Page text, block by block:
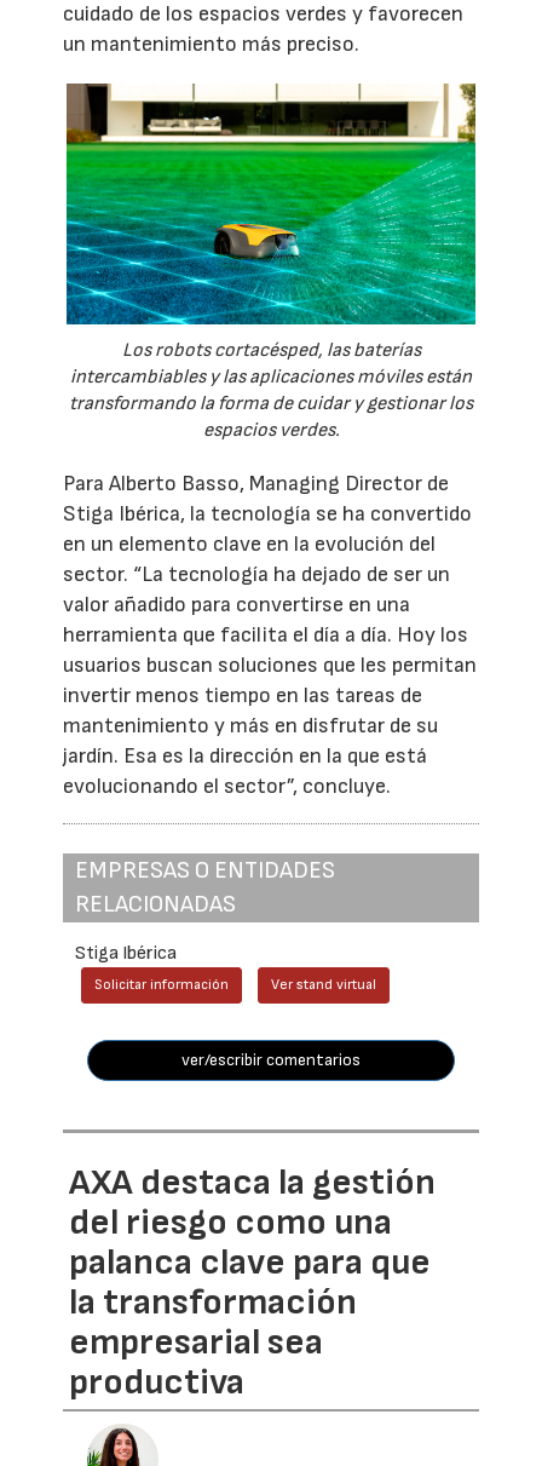
cuidado de los espacios verdes y favorecen
un mantenimiento más preciso.
Los robots cortacésped, las baterías
intercambiables y las aplicaciones móviles están
transformando la forma de cuidar y gestionar los
espacios verdes.
Para Alberto Basso, Managing Director de
Stiga Ibérica, la tecnología se ha convertido
en un elemento clave en la evolución del
sector. “La tecnología ha dejado de ser un
valor añadido para convertirse en una
herramienta que facilita el día a día. Hoy los
usuarios buscan soluciones que les permitan
invertir menos tiempo en las tareas de
mantenimiento y más en disfrutar de su
jardín. Esa es la dirección en la que está
evolucionando el sector”, concluye.
EMPRESAS O ENTIDADES
RELACIONADAS
Stiga Ibérica
Solicitar información Ver stand virtual
ver/escribir comentarios
AXA destaca la gestión
del riesgo como una
palanca clave para que
la transformación
empresarial sea
productiva